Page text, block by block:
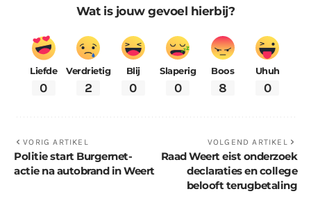
Wat is jouw gevoel hierbij?
Liefde
0
Verdrietig
2
Blij
0
Slaperig
0
Boos
8
Uhuh
0
VORIG ARTIKEL
Politie start Burgernet-
actie na autobrand in Weert
VOLGEND ARTIKEL
Raad Weert eist onderzoek
declaraties en college
belooft terugbetaling